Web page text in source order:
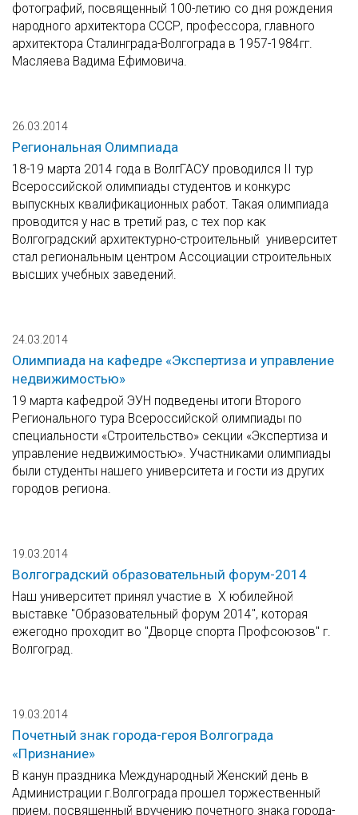
фотографий, посвященный 100-летию со дня рождения
народного архитектора СССР, профессора, главного
архитектора Сталинграда-Волгограда в 1957-1984гг.
Масляева Вадима Ефимовича.
26.03.2014
Региональная Олимпиада
18-19 марта 2014 года в ВолгГАСУ проводился II тур
Всероссийской олимпиады студентов и конкурс
выпускных квалификационных работ. Такая олимпиада
проводится у нас в третий раз, с тех пор как
Волгоградский архитектурно-строительный университет
стал региональным центром Ассоциации строительных
высших учебных заведений.
24.03.2014
Олимпиада на кафедре «Экспертиза и управление
недвижимостью»
19 марта кафедрой ЭУН подведены итоги Второго
Регионального тура Всероссийской олимпиады по
специальности «Строительство» секции «Экспертиза и
управление недвижимостью». Участниками олимпиады
были студенты нашего университета и гости из других
городов региона.
19.03.2014
Волгоградский образовательный форум-2014
Наш университет принял участие в Х юбилейной
выставке "Образовательный форум 2014", которая
ежегодно проходит во "Дворце спорта Профсоюзов" г.
Волгоград.
19.03.2014
Почетный знак города-героя Волгограда
«Признание»
В канун праздника Международный Женский день в
Администрации г.Волгограда прошел торжественный
прием, посвященный вручению почетного знака города-